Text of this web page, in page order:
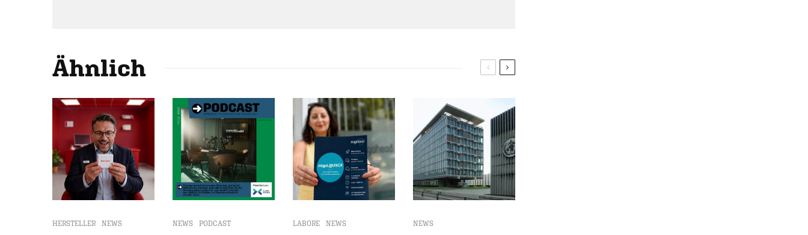
Ähnlich
HERSTELLER NEWS NEWS PODCAST LABORE NEWS NEWS